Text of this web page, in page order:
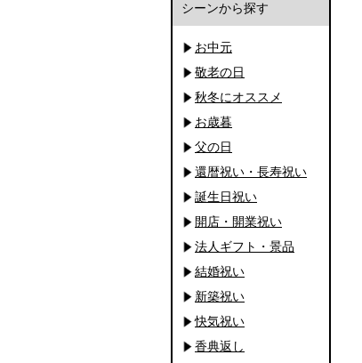
シーンから探す
お中元
敬老の日
秋冬にオススメ
お歳暮
父の日
還暦祝い・長寿祝い
誕生日祝い
開店・開業祝い
法人ギフト・景品
結婚祝い
新築祝い
快気祝い
香典返し